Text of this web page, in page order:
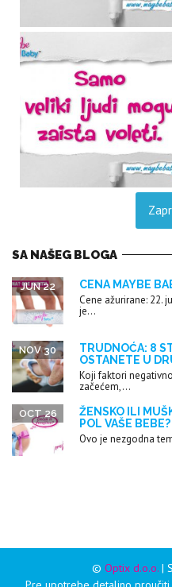
SA NAŠEG BLOGA
CENA MAYBE
JUN 22
Cene ažurirane: 22.
je...
TRUDNOĆA: 8
OSTANETE U
NOV 30
Koji faktori
začećem,...
ŽENSKO ILI
POL VAŠE BEBE?
OCT 26
Ovo je nezgodna
© Optix d.o.o. |